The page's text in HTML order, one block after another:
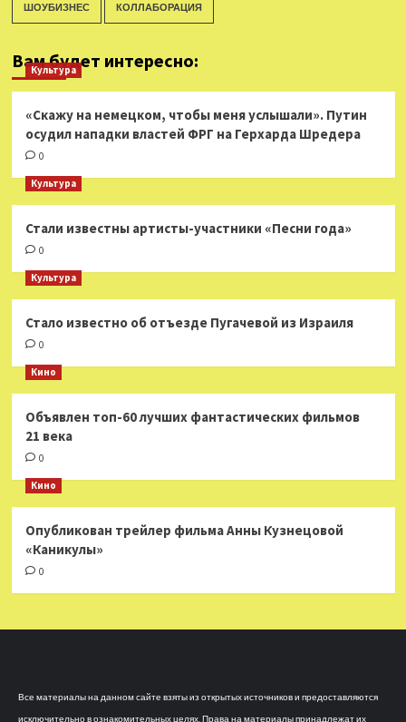
ШОУБИЗНЕС КОЛЛАБОРАЦИЯ
Вам будет интересно:
Культура
«Скажу на немецком, чтобы меня услышали». Путин
осудил нападки властей ФРГ на Герхарда Шредера
0
Культура
Стали известны артисты-участники «Песни года»
0
Культура
Стало известно об отъезде Пугачевой из Израиля
0
Кино
Объявлен топ-60 лучших фантастических фильмов
21 века
0
Кино
Опубликован трейлер фильма Анны Кузнецовой
«Каникулы»
0
Все материалы на данном сайте взяты из открытых источников и предоставляются
исключительно в ознакомительных целях. Права на материалы принадлежат их